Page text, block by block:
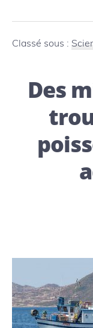
Classé sous :
Des